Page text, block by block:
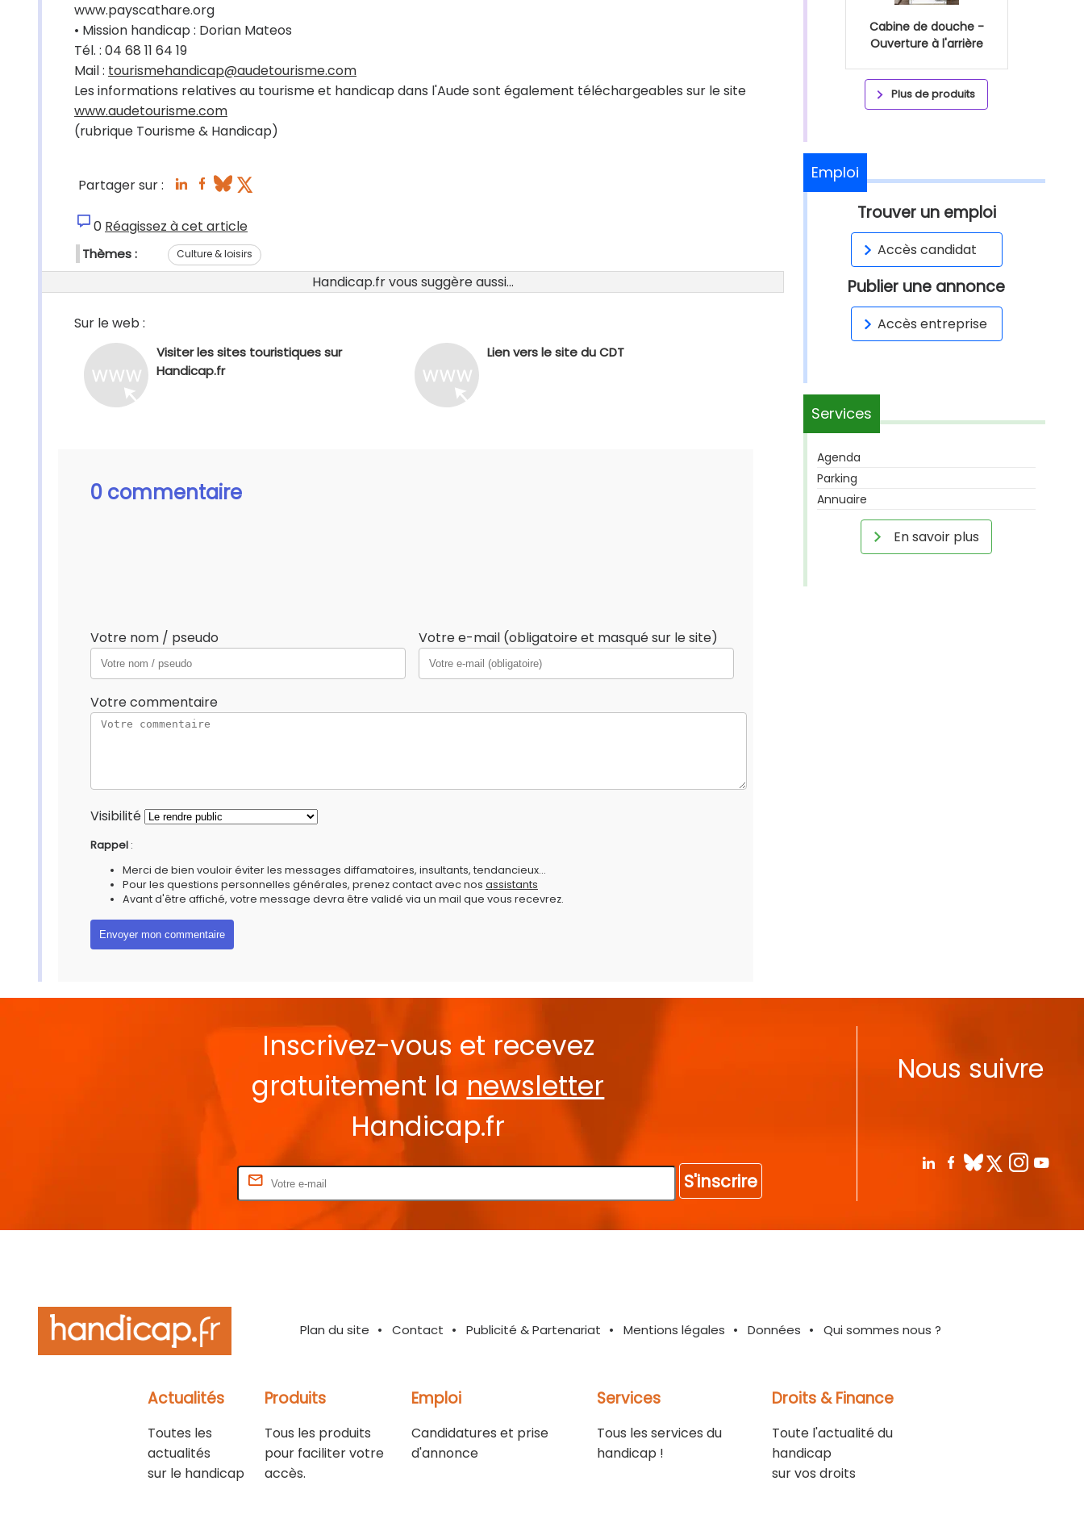
www.payscathare.org
• Mission handicap : Dorian Mateos
Tél. : 04 68 11 64 19
Mail : tourismehandicap@audetourisme.com
Les informations relatives au tourisme et handicap dans l'Aude sont également téléchargeables sur le site
www.audetourisme.com
(rubrique Tourisme & Handicap)
Partager sur :
0 Réagissez à cet article
Thèmes : Culture & loisirs
Handicap.fr vous suggère aussi...
Sur le web :
Visiter les sites touristiques sur
Handicap.fr
Lien vers le site du CDT
0 commentaire
Votre nom / pseudo Votre e-mail (obligatoire et masqué sur le site)
Votre commentaire
Visibilité
Rappel :
Merci de bien vouloir éviter les messages diffamatoires, insultants, tendancieux...
Pour les questions personnelles générales, prenez contact avec nos assistants
Avant d'être affiché, votre message devra être validé via un mail que vous recevrez.
Cabine de douche -
Ouverture à l'arrière
Plus de produits
Emploi
Trouver un emploi
Accès candidat
Publier une annonce
Accès entreprise
Services
Agenda
Parking
Annuaire
En savoir plus
Inscrivez-vous et recevez
gratuitement la newsletter
Handicap.fr
S'inscrire
Nous suivre
Plan du site Contact Publicité & Partenariat Mentions légales Données Qui sommes nous ?
Actualités
Toutes les
actualités
sur le handicap
Produits
Tous les produits
pour faciliter votre
accès.
Emploi
Candidatures et prise
d'annonce
Services
Tous les services du
handicap !
Droits & Finance
Toute l'actualité du
handicap
sur vos droits